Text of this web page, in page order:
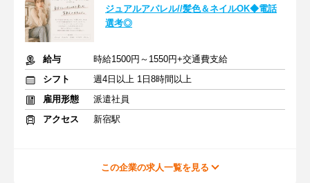
ジュアルアパレル//髪色＆ネイルOK◆電話
選考◎
給与
時給1500円～1550円+交通費支給
シフト
週4日以上 1日8時間以上
雇用形態
派遣社員
アクセス
新宿駅
この企業の求人一覧を見る